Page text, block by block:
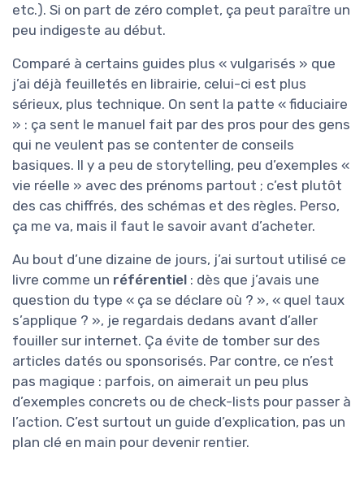
etc.). Si on part de zéro complet, ça peut paraître un
peu indigeste au début.
Comparé à certains guides plus « vulgarisés » que
j’ai déjà feuilletés en librairie, celui-ci est plus
sérieux, plus technique. On sent la patte « fiduciaire
» : ça sent le manuel fait par des pros pour des gens
qui ne veulent pas se contenter de conseils
basiques. Il y a peu de storytelling, peu d’exemples «
vie réelle » avec des prénoms partout ; c’est plutôt
des cas chiffrés, des schémas et des règles. Perso,
ça me va, mais il faut le savoir avant d’acheter.
Au bout d’une dizaine de jours, j’ai surtout utilisé ce
livre comme un référentiel : dès que j’avais une
question du type « ça se déclare où ? », « quel taux
s’applique ? », je regardais dedans avant d’aller
fouiller sur internet. Ça évite de tomber sur des
articles datés ou sponsorisés. Par contre, ce n’est
pas magique : parfois, on aimerait un peu plus
d’exemples concrets ou de check-lists pour passer à
l’action. C’est surtout un guide d’explication, pas un
plan clé en main pour devenir rentier.